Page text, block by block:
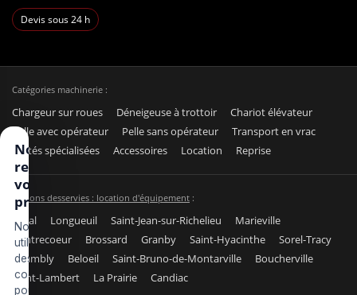
Devis sous 24 h
Catégories machinerie :
Chargeur sur roues Déneigeuse à trottoir
Chariot élévateur
Pelle avec opérateur
Pelle sans opérateur
Transport en vrac
Unités spécialisées
Accessoires Location Reprise
Régions desservies : location d'équipement :
Laval Longueuil Saint-Jean-sur-Richelieu
Marieville
Contrecoeur
Brossard Granby Saint-Hyacinthe
Sorel-Tracy
Chambly
Beloeil Saint-Bruno-de-Montarville
Boucherville
Saint-Lambert
La Prairie
Candiac
Nous
respectons
votre vie
privée
Nous
utilisons
des
cookies
pour